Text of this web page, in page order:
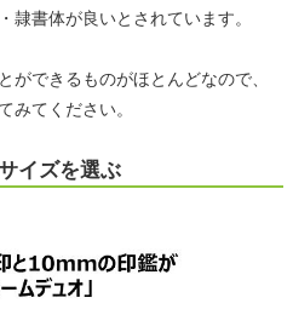
隷書体が良いとされています。
ができるものがほとんどなので、
みてください。
イズを選ぶ